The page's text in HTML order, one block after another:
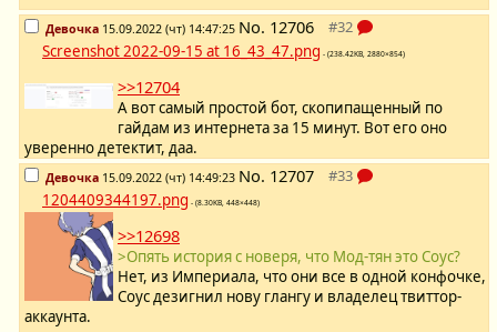
Девочка 15.09.2022 (чт) 14:47:25 No. 12706
Screenshot 2022-09-15 at 16_43_47.png - (238.42KB, 2880×854)
>>12704
А вот самый простой бот, скопипащенный по
гайдам из интернета за 15 минут. Вот его оно
уверенно детектит, даа.
Девочка 15.09.2022 (чт) 14:49:23 No. 12707
1204409344197.png - (8.30KB, 448×448)
>>12698
>Опять история с новеря, что Мод-тян это Соус?
Нет, из Империала, что они все в одной конфочке,
Соус дезигнил нову глангу и владелец твиттор-
аккаунта.